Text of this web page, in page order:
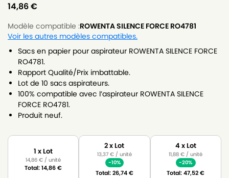
14,86€
Modèle compatible :ROWENTA SILENCE FORCE RO4781
Voir les autres modèles compatibles.
Sacs en papier pour aspirateur ROWENTA SILENCE FORCE
RO4781.
Rapport Qualité/Prix imbattable.
Lot de 10 sacs aspirateurs.
100% compatible avec l’aspirateur ROWENTA SILENCE
FORCE RO4781.
Produit neuf.
1 x Lot
14,86€ / unité
Total:14,86€
2 x Lot
13,37 €/ unité
-10%
Total:26,74€
4 x Lot
11,88€ / unité
-20%
Total:47,52€